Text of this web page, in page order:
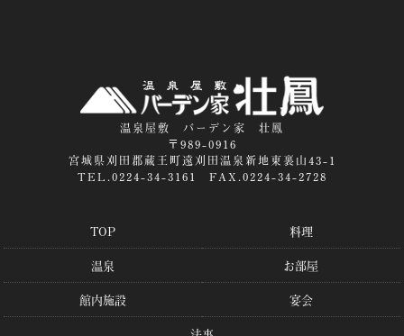
温泉屋敷 バーデン家 壮鳳
〒989-0916
宮城県刈田郡蔵王町遠刈田温泉新地東裏山43-1
TEL.0224-34-3161 FAX.0224-34-2728
TOP
料理
温泉
お部屋
館内施設
宴会